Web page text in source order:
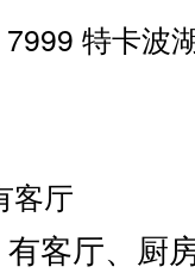
特卡波
客厅
客厅、厨